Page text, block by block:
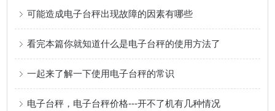
可能造成电子台秤出现故障的因素有哪些
看完本篇你就知道什么是电子台秤的使用方法了
一起来了解一下使用电子台秤的常识
电子台秤，电子台秤价格---开不了机有几种情况